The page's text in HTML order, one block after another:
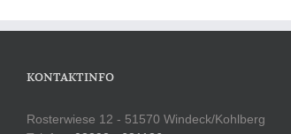
KONTAKTINFO
Rosterwiese 12 - 51570 Windeck/Kohlberg